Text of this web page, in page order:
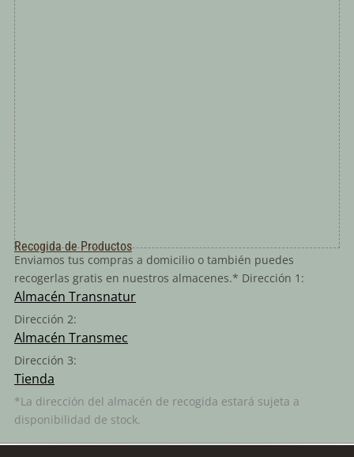
Recogida de Productos
Enviamos tus compras a domicilio o también puedes
recogerlas gratis en nuestros almacenes.* Dirección 1:
Almacén Transnatur
Dirección 2:
Almacén Transmec
Dirección 3:
Tienda
*La dirección del almacén de recogida estará sujeta a
disponibilidad de stock.